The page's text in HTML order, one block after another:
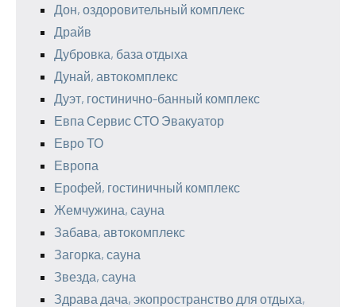
Дон, оздоровительный комплекс
Драйв
Дубровка, база отдыха
Дунай, автокомплекс
Дуэт, гостинично-банный комплекс
Евпа Сервис СТО Эвакуатор
Евро ТО
Европа
Ерофей, гостиничный комплекс
Жемчужина, сауна
Забава, автокомплекс
Загорка, сауна
Звезда, сауна
Здрава дача, экопространство для отдыха,